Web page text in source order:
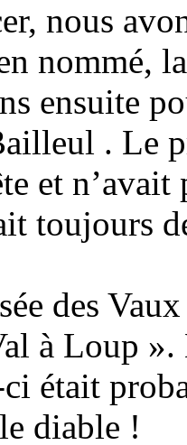
nous
nommé,
ensuite
. Le
et n’avait
toujours
des
à Loup ».
était
diable !